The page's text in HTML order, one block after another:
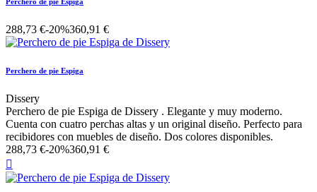
288,73 €-20%360,91 €
Perchero de pie Espiga
Dissery
Perchero de pie Espiga de Dissery . Elegante y muy moderno.
Cuenta con cuatro perchas altas y un original diseño. Perfecto para
recibidores con muebles de diseño. Dos colores disponibles.
288,73 €-20%360,91 €
